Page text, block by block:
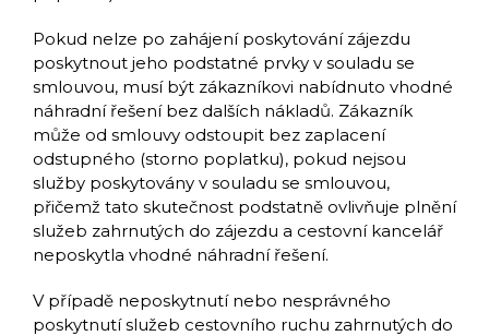
Pokud nelze po zahájení poskytování zájezdu
poskytnout jeho podstatné prvky v souladu se
smlouvou, musí být zákazníkovi nabídnuto vhodné
náhradní řešení bez dalších nákladů. Zákazník
může od smlouvy odstoupit bez zaplacení
odstupného (storno poplatku), pokud nejsou
služby poskytovány v souladu se smlouvou,
přičemž tato skutečnost podstatně ovlivňuje plnění
služeb zahrnutých do zájezdu a cestovní kancelář
neposkytla vhodné náhradní řešení.
V případě neposkytnutí nebo nesprávného
poskytnutí služeb cestovního ruchu zahrnutých do